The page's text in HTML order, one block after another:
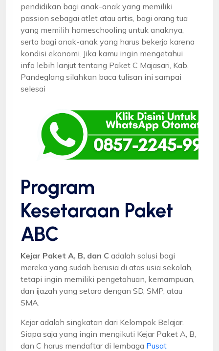
pendidikan bagi anak-anak yang memiliki
passion sebagai atlet atau artis, bagi orang tua
yang memilih homeschooling untuk anaknya,
serta bagi anak-anak yang harus bekerja karena
kondisi ekonomi. Jika kamu ingin mengetahui
info lebih lanjut tentang Paket C Majasari, Kab.
Pandeglang silahkan baca tulisan ini sampai
selesai
Program
Kesetaraan Paket
ABC
Kejar Paket A, B, dan C adalah solusi bagi
mereka yang sudah berusia di atas usia sekolah,
tetapi ingin memiliki pengetahuan, kemampuan,
dan ijazah yang setara dengan SD, SMP, atau
SMA.
Kejar adalah singkatan dari Kelompok Belajar.
Siapa saja yang ingin mengikuti Kejar Paket A, B,
dan C harus mendaftar di lembaga Pusat